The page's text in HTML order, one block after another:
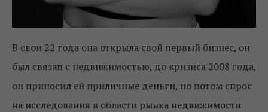
В свои 22 года она открыла свой первый бизнес, он
был связан с недвижимостью, до кризиса 2008 года,
он приносил ей приличные деньги, но потом спрос
на исследования в области рынка недвижимости